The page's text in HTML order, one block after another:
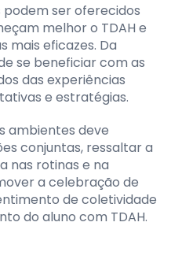
ser oferecidos
melhor o TDAH e
mais eficazes. Da
se beneficiar com as
das experiências
e estratégias.
ambientes deve
conjuntas, ressaltar a
nas rotinas e na
a celebração de
de coletividade
do aluno com TDAH.